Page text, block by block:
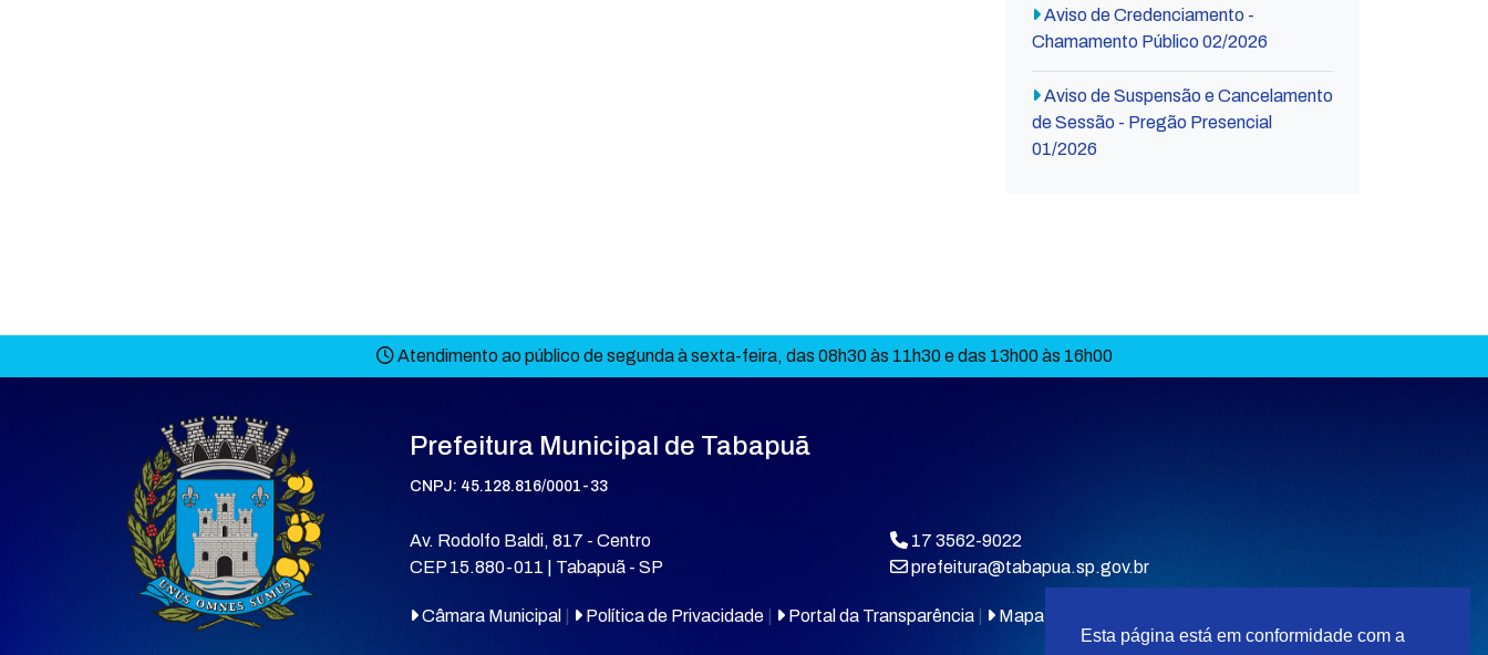
Esta página está em conformidade com a
Aviso de Credenciamento -
Chamamento Público 02/2026
Aviso de Suspensão e Cancelamento
de Sessão - Pregão Presencial
01/2026
Atendimento ao público de segunda à sexta-feira, das 08h30 às 11h30 e das 13h00 às 16h00
Prefeitura Municipal de Tabapuã
CNPJ: 45.128.816/0001-33
Av. Rodolfo Baldi, 817 - Centro
CEP 15.880-011 | Tabapuã - SP
17 3562-9022
prefeitura@tabapua.sp.gov.br
Câmara Municipal Política de Privacidade Portal da Transparência Mapa do site